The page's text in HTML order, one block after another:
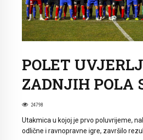
POLET
ZADNJIH POLA
24798
Utakmica u kojoj je prvo poluvrijeme,
odlične i ravnopravne igre, završilo